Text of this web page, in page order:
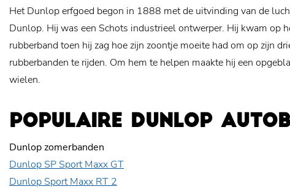
Het Dunlop erfgoed begon in 1888 met de uitvinding van de
Dunlop. Hij was een Schots industrieel ontwerper. Hij kwam op
rubberband toen hij zag hoe zijn zoontje moeite had om op zijn
rubberbanden te rijden. Om hem te helpen maakte hij een
wielen.
POPULAIRE DUNLOP
Dunlop zomerbanden
Dunlop SP Sport Maxx GT
Dunlop Sport Maxx RT 2